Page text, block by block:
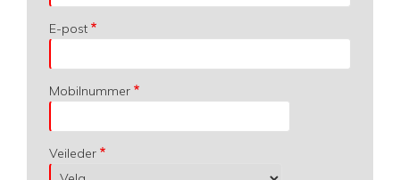
E-post
Mobilnummer
Veileder